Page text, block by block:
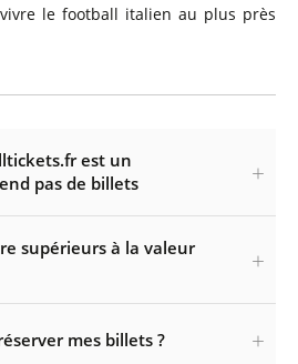
le football italien au plus près
est un
pas de billets
supérieurs à la valeur
mes billets ?